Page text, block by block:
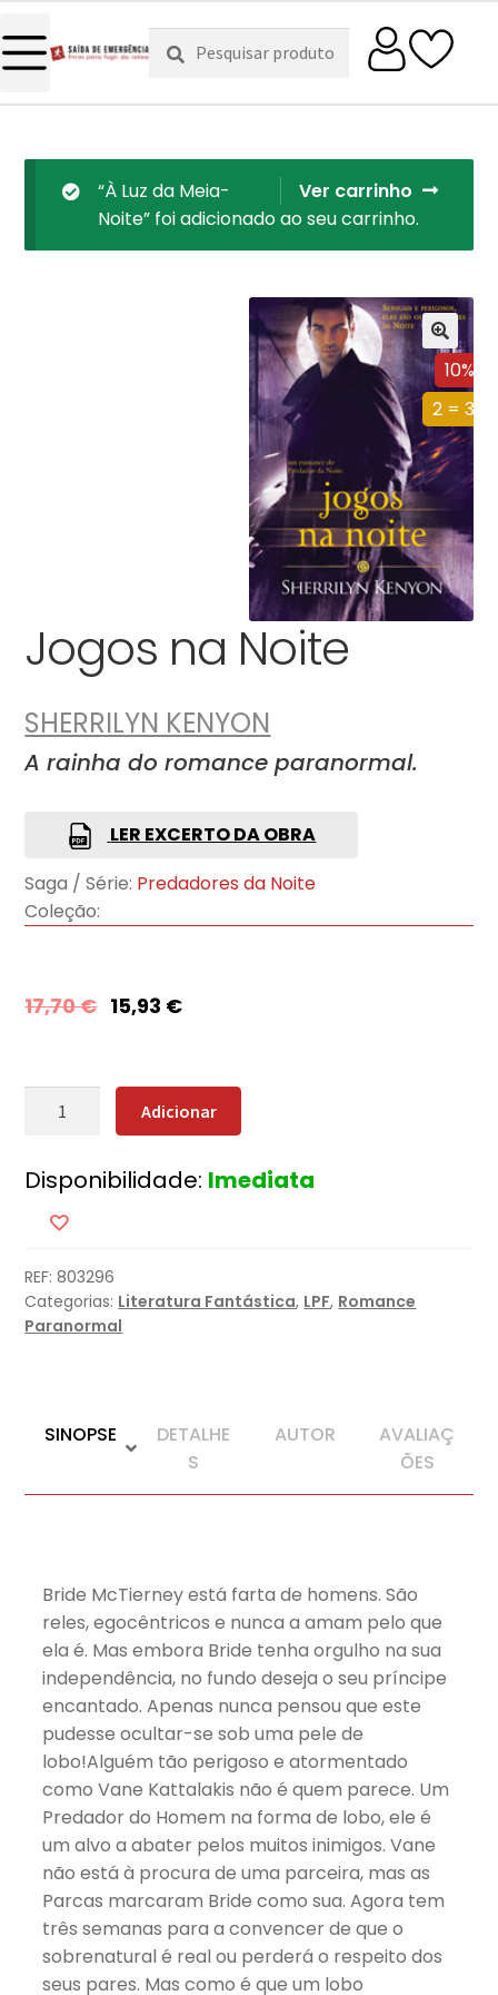
Pesquisar
por:
Pesquisa
Ver carrinho
“À Luz da Meia-
Noite” foi adicionado ao seu carrinho.
10%
2 = 3
Jogos na Noite
SHERRILYN KENYON
A rainha do romance paranormal.
LER EXCERTO DA OBRA
Saga / Série: Predadores da Noite
Coleção:
17,70€ 15,93 €
Quantidade
na
Noite
Adicionar
Disponibilidade: Imediata
REF:803296
Categorias: Literatura Fantástica, LPF, Romance
Paranormal
SINOPSE
DETALHE
S
AUTOR
AVALIAÇ
ÕES
Bride McTierney está farta de homens. São
reles, egocêntricos e nunca a amam pelo que
ela é. Mas embora Bride tenha orgulho na sua
independência, no fundo deseja o seu príncipe
encantado. Apenas nunca pensou que este
pudesse ocultar-se sob uma pele de
lobo!Alguém tão perigoso e atormentado
como Vane Kattalakis não é quem parece. Um
Predador do Homem na forma de lobo, ele é
um alvo a abater pelos muitos inimigos. Vane
não está à procura de uma parceira, mas as
Parcas marcaram Bride como sua. Agora tem
três semanas para a convencer de que o
sobrenatural é real ou perderá o respeito dos
seus pares. Mas como é que um lobo